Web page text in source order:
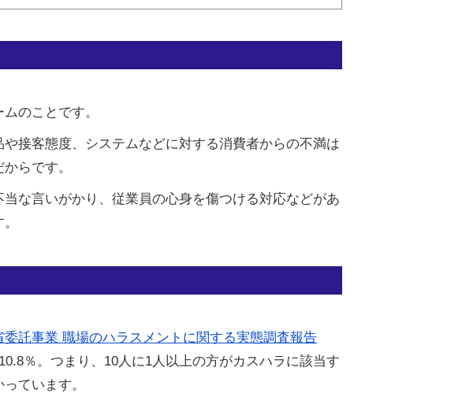
のことです。
接客態度、システムなどに対する消費者からの不満は
らです。
な言いがかり、従業員の心身を傷つける対応などがあ
託事業 職場のハラスメントに関する実態調査報告
％。つまり、10人に1人以上の方がカスハラに該当す
ています。